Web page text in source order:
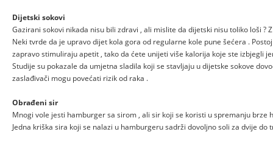
Dijetski sokovi
Gazirani sokovi nikada nisu bili zdravi , ali mislite da dijetski nisu toliko loši ?
Neki tvrde da je upravo dijet kola gora od regularne kole pune šećera .
zapravo stimuliraju apetit , tako da ćete unijeti više kalorija koje ste izbjegli
Studije su pokazale da umjetna sladila koji se stavljaju u dijetske sokove
zaslađivači mogu povećati rizik od raka .
Obrađeni sir
Mnogi vole jesti hamburger sa sirom , ali sir koji se koristi u spremanju brze
Jedna kriška sira koji se nalazi u hamburgeru sadrži dovoljno soli za dvije do